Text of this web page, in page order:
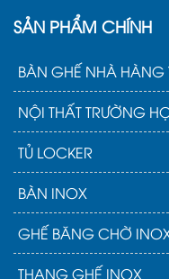
SẢN PHẨM CHÍNH
BÀN GHẾ NHÀ HÀNG
NỘI THẤT TRƯỜNG
TỦ LOCKER
BÀN INOX
GHẾ BĂNG CHỜ
THANG GHẾ INOX